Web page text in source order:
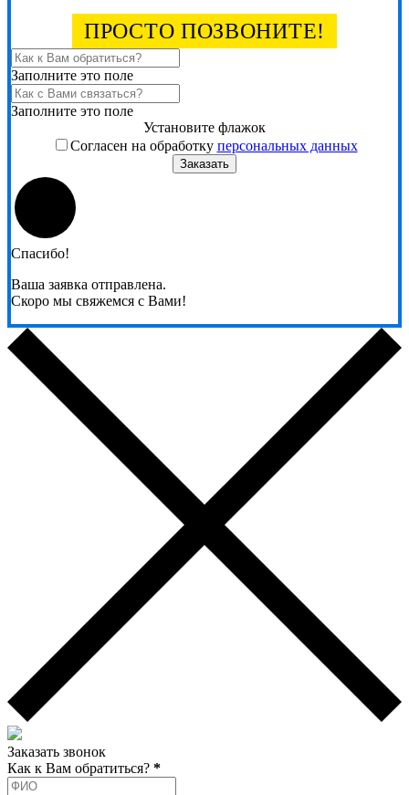
ПРОСТО ПОЗВОНИТЕ!
Заполните это поле
Заполните это поле
Установите флажок
Согласен на обработку персональных данных
Заказать
Спасибо!
Ваша заявка отправлена.
Скоро мы свяжемся с Вами!
Заказать звонок
Как к Вам обратиться? *